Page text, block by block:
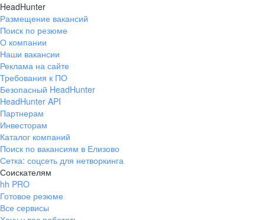
HeadHunter
Размещение вакансий
Поиск по резюме
О компании
Наши вакансии
Реклама на сайте
Требования к ПО
Безопасный HeadHunter
HeadHunter API
Партнерам
Инвесторам
Каталог компаний
Поиск по вакансиям в Елизово
Сетка: соцсеть для нетворкинга
Соискателям
hh PRO
Готовое резюме
Все сервисы